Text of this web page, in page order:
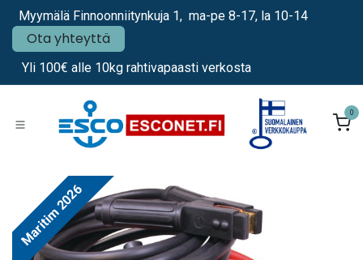
Siirry sisältöön
Myymälä Finnoonniitynkuja 1, ma-pe 8-17, la 10-14
Ota yhteyttä
Yli 100€ alle 10kg rahtivapaasti verkosta
0
Maritim 2026